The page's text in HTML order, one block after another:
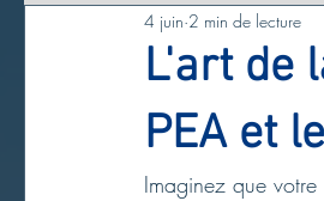
L'art de
PEA et
4 juin 2 min de lecture
Imaginez que